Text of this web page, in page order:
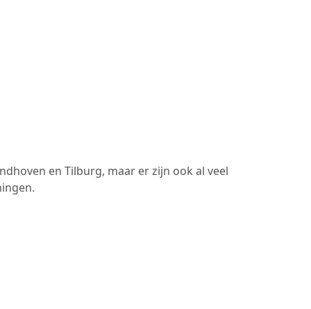
en Tilburg, maar er zijn ook al veel